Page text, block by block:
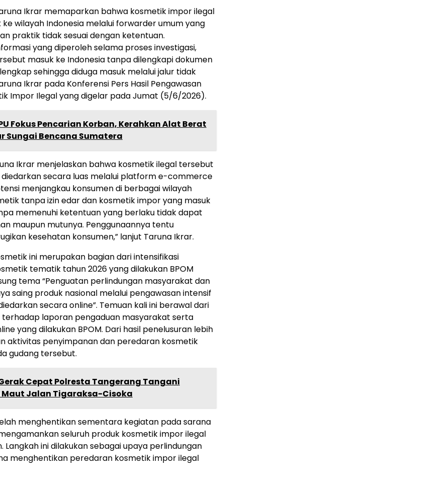
Ikrar memaparkan bahwa kosmetik impor ilegal
wilayah Indonesia melalui forwarder umum yang
praktik tidak sesuai dengan ketentuan.
yang diperoleh selama proses investigasi,
masuk ke Indonesia tanpa dilengkapi dokumen
sehingga diduga masuk melalui jalur tidak
Ikrar pada Konferensi Pers Hasil Pengawasan
Impor Ilegal yang digelar pada Jumat (5/6/2026).
Fokus Pencarian Korban, Kerahkan Alat Berat
Sungai Bencana Sumatera
Ikrar menjelaskan bahwa kosmetik ilegal tersebut
secara luas melalui platform e-commerce
menjangkau konsumen di berbagai wilayah
tanpa izin edar dan kosmetik impor yang masuk
memenuhi ketentuan yang berlaku tidak dapat
maupun mutunya. Penggunaannya tentu
kesehatan konsumen,” lanjut Taruna Ikrar.
ini merupakan bagian dari intensifikasi
tematik tahun 2026 yang dilakukan BPOM
tema “Penguatan perlindungan masyarakat dan
saing produk nasional melalui pengawasan intensif
secara online”. Temuan kali ini berawal dari
terhadap laporan pengaduan masyarakat serta
yang dilakukan BPOM. Dari hasil penelusuran lebih
aktivitas penyimpanan dan peredaran kosmetik
gudang tersebut.
Cepat Polresta Tangerang Tangani
Maut Jalan Tigaraksa-Cisoka
menghentikan sementara kegiatan pada sarana
seluruh produk kosmetik impor ilegal
Langkah ini dilakukan sebagai upaya perlindungan
menghentikan peredaran kosmetik impor ilegal